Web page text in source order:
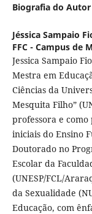
Biografia do Autor
Jéssica Sampaio
FFC - Campus de
Jessica Sampaio
Mestra em
Ciências da
Mesquita Filho”
professora e
iniciais do Ensino
Doutorado no
Escolar da
(UNESP/FCL/
da Sexualidade
Educação, com